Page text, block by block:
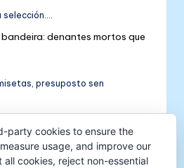
denantes mortos que
presuposto sen
anos de galeguismo e celtismo
enV Aniversario do Colectivo
party cookies to ensure the
usage, and improve our
all cookies, reject non-essential